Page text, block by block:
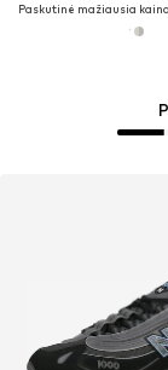
Paskutinė mažiausia